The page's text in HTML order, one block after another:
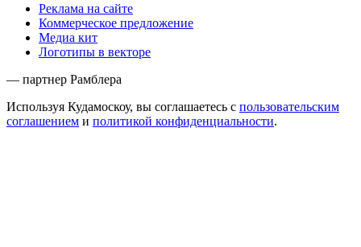
Реклама на сайте
Коммерческое предложение
Медиа кит
Логотипы в векторе
— партнер Рамблера
Используя Кудамоскоу, вы соглашаетесь с пользовательским
соглашением и политикой конфиденциальности.